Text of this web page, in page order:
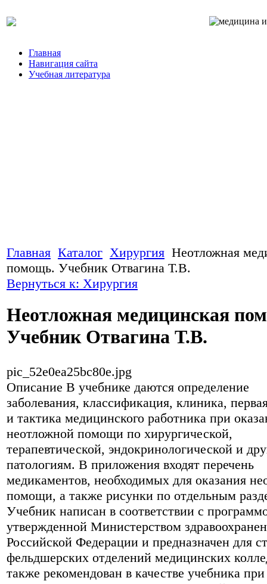
Главная
Навигация сайта
Учебная литература
Главная Каталог Хирургия Неотложная
помощь. Учебник Отвагина Т.В.
Вернуться к: Хирургия
Неотложная медицинская
Учебник Отвагина Т.В.
pic_52e0ea25bc80e.jpg
Описание В учебнике даются определение
заболевания, классификация, клиника,
и тактика медицинского работника при
неотложной помощи по хирургической,
терапевтической, эндокринологической и
патологиям. В приложения входят перечень
медикаментов, необходимых для оказания
помощи, а также рисунки по отдельным
Учебник написан в соответствии с
утвержденной Министерством
Российской Федерации и предназначен для
фельдшерских отделений медицинских
также рекомендован в качестве учебника при